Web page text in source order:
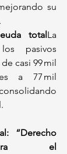
su
totalLa
pasivos
casi 99 mil
a 77 mil
“Derecho
el